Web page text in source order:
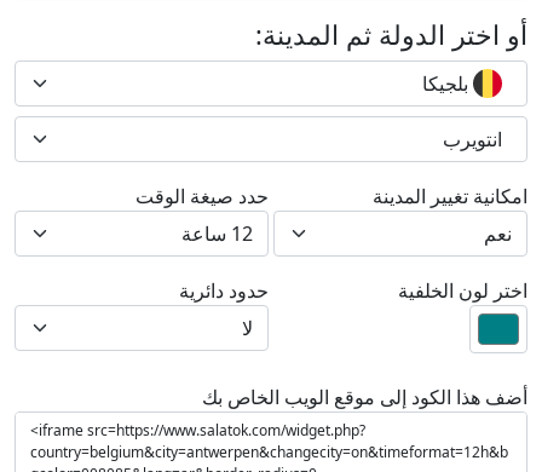
أو اختر الدولة ثم المدينة:
بلجيكا
انتويرب
امكانية تغيير المدينة حدد صيغة الوقت
اختر لون الخلفية حدود دائرية
أضف هذا الكود إلى موقع الويب الخاص بك